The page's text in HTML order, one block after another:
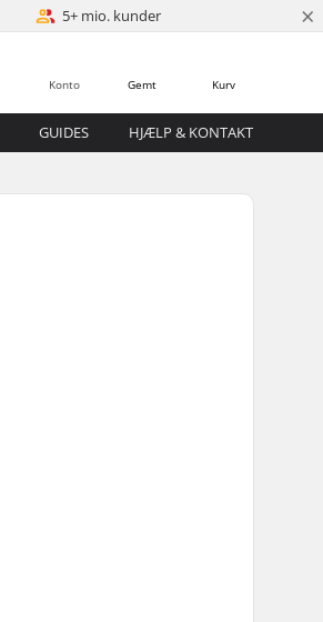
5+ mio. kunder ×
Kurv
Gemt
Konto
GUIDES HJÆLP & KONTAKT